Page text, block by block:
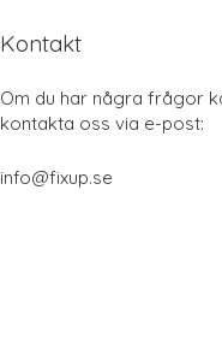
Kontakt
Om du har några frågor
kontakta oss via e-post:
info@fixup.se